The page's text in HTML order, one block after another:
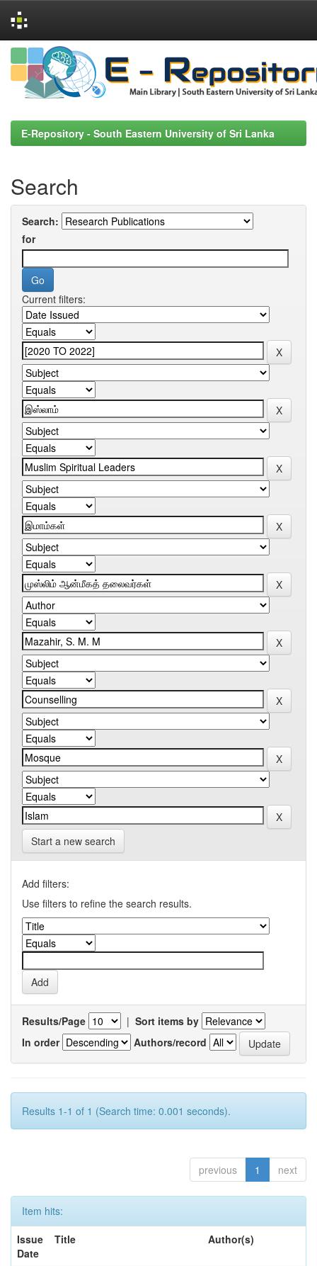
Skip
navigation
E-Repository - South Eastern University of Sri Lanka
Search
Search:
for
Current filters:
Start a new search
Add filters:
Use filters to refine the search results.
Results/Page | Sort items by
In order
Authors/record
Results 1-1 of 1 (Search time: 0.001 seconds).
previous 1 next
Item hits:
Issue
Date
Title Author(s)